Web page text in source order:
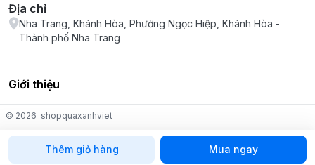
Thêm giỏ hàng Mua ngay
Địa chỉ
Nha Trang, Khánh Hòa, Phường Ngọc Hiệp, Khánh Hòa -
Thành phố Nha Trang
Giới thiệu
© 2026 shopquaxanhviet